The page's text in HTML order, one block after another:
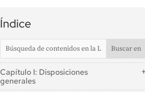
Índice
Capítulo I: Disposiciones
generales